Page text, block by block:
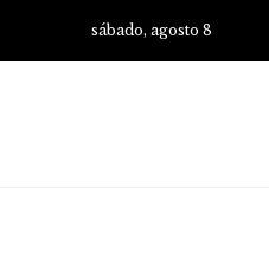
sábado, agosto 8